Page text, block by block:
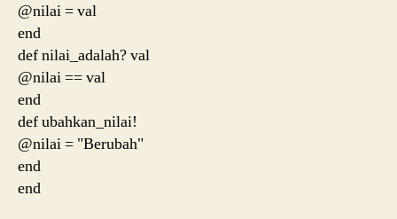
@nilai = val
end
def nilai_adalah? val
@nilai == val
end
def ubahkan_nilai!
@nilai = "Berubah"
end
end